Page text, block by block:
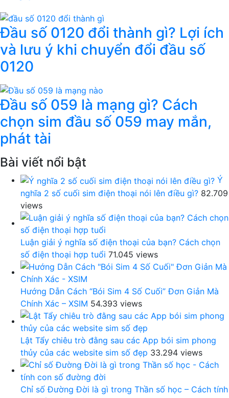
Đầu số 0120 đổi thành gì? Lợi ích
và lưu ý khi chuyển đổi đầu số
0120
Đầu số 059 là mạng gì? Cách
chọn sim đầu số 059 may mắn,
phát tài
Bài viết nổi bật
Ý
nghĩa 2 số cuối sim điện thoại nói lên điều gì? 82.709
views
Luận giải ý nghĩa số điện thoại của bạn? Cách chọn
số điện thoại hợp tuổi 71.045 views
Hướng Dẫn Cách “Bói Sim 4 Số Cuối” Đơn Giản Mà
Chính Xác – XSIM 54.393 views
Lật Tẩy chiêu trò đằng sau các App bói sim phong
thủy của các website sim số đẹp 33.294 views
Chỉ số Đường Đời là gì trong Thần số học – Cách tính